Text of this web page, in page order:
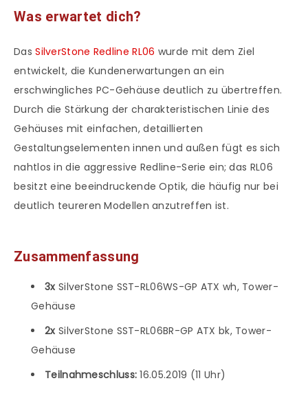
Was erwartet dich?
DasSilverStone Redline RL06 wurde mit dem Ziel
entwickelt, die Kundenerwartungen an ein
erschwingliches PC-Gehäuse deutlich zu übertreffen.
Durch die Stärkung der charakteristischen Linie des
Gehäuses mit einfachen, detaillierten
Gestaltungselementen innen und außen fügt es sich
nahtlos in die aggressive Redline-Serie ein; das RL06
besitzt eine beeindruckende Optik, die häufig nur bei
deutlich teureren Modellen anzutreffen ist.
Zusammenfassung
3x SilverStone SST-RL06WS-GP ATX wh, Tower-
Gehäuse
2x SilverStone SST-RL06BR-GP ATX bk, Tower-
Gehäuse
Teilnahmeschluss: 16.05.2019 (11 Uhr)